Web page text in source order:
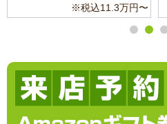
※税込11.3万円〜